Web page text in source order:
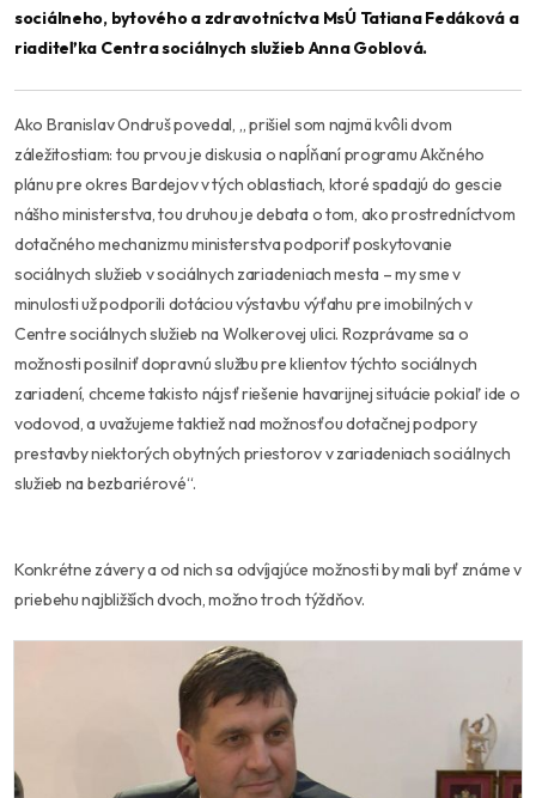
sociálneho, bytového a zdravotníctva MsÚ Tatiana Fedáková a
riaditeľka Centra sociálnych služieb Anna Goblová.
Ako Branislav Ondruš povedal, „ prišiel som najmä kvôli dvom
záležitostiam: tou prvou je diskusia o napĺňaní programu Akčného
plánu pre okres Bardejov v tých oblastiach, ktoré spadajú do gescie
nášho ministerstva, tou druhou je debata o tom, ako prostredníctvom
dotačného mechanizmu ministerstva podporiť poskytovanie
sociálnych služieb v sociálnych zariadeniach mesta – my sme v
minulosti už podporili dotáciou výstavbu výťahu pre imobilných v
Centre sociálnych služieb na Wolkerovej ulici. Rozprávame sa o
možnosti posilniť dopravnú službu pre klientov týchto sociálnych
zariadení, chceme takisto nájsť riešenie havarijnej situácie pokiaľ ide o
vodovod, a uvažujeme taktiež nad možnosťou dotačnej podpory
prestavby niektorých obytných priestorov v zariadeniach sociálnych
služieb na bezbariérové“.
Konkrétne závery a od nich sa odvíjajúce možnosti by mali byť známe v
priebehu najbližších dvoch, možno troch týždňov.